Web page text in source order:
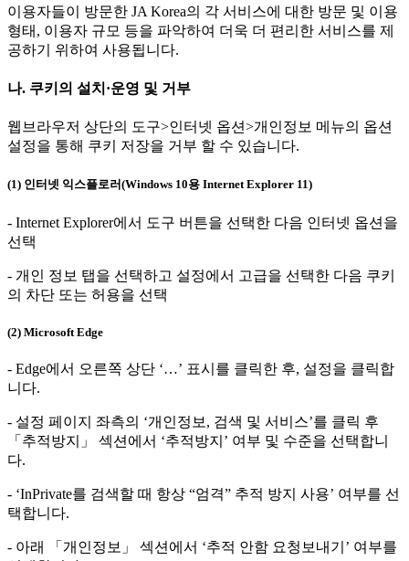
이용자들이 방문한 JA Korea의 각 서비스에 대한 방문 및 이용
형태, 이용자 규모 등을 파악하여 더욱 더 편리한 서비스를 제
공하기 위하여 사용됩니다.
나. 쿠키의 설치·운영 및 거부
웹브라우저 상단의 도구>인터넷 옵션>개인정보 메뉴의 옵션
설정을 통해 쿠키 저장을 거부 할 수 있습니다.
(1) 인터넷 익스플로러(Windows 10용 Internet Explorer 11)
- Internet Explorer에서 도구 버튼을 선택한 다음 인터넷 옵션을
선택
- 개인 정보 탭을 선택하고 설정에서 고급을 선택한 다음 쿠키
의 차단 또는 허용을 선택
(2) Microsoft Edge
- Edge에서 오른쪽 상단 ‘…’ 표시를 클릭한 후, 설정을 클릭합
니다.
- 설정 페이지 좌측의 ‘개인정보, 검색 및 서비스’를 클릭 후
「추적방지」 섹션에서 ‘추적방지’ 여부 및 수준을 선택합니
다.
- ‘InPrivate를 검색할 때 항상 “엄격” 추적 방지 사용’ 여부를 선
택합니다.
- 아래 「개인정보」 섹션에서 ‘추적 안함 요청보내기’ 여부를